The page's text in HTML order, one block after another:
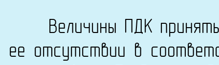
Величины ПДК
ее отсутствии в